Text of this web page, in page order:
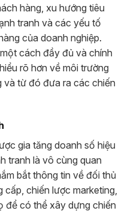
hàng, xu hướng tiêu
tranh và các yếu tố
của doanh nghiệp.
cách đầy đủ và chính
rõ hơn về môi trường
và từ đó đưa ra các chiến
gia tăng doanh số hiệu
tranh là vô cùng quan
bắt thông tin về đối thủ
chiến lược marketing,
để có thể xây dựng chiến